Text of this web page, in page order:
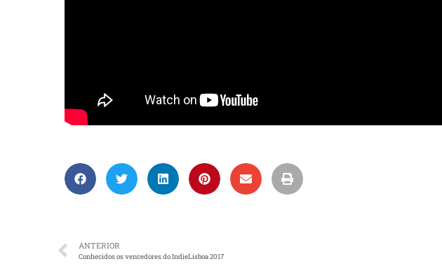
ANTERIOR
Conhecidos os vencedores do IndieLisboa 2017